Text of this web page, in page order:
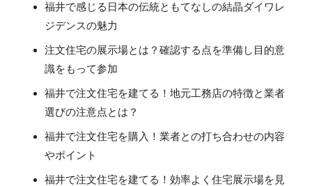
福井で感じる日本の伝統ともてなしの結晶ダイワレ
ジデンスの魅力
注文住宅の展示場とは？確認する点を準備し目的意
識をもって参加
福井で注文住宅を建てる！地元工務店の特徴と業者
選びの注意点とは？
福井で注文住宅を購入！業者との打ち合わせの内容
やポイント
福井で注文住宅を建てる！効率よく住宅展示場を見